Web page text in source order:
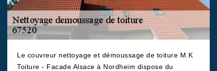
Le couvreur nettoyage et démoussage de toiture M.K
Toiture - Facade Alsace à Nordheim dispose du